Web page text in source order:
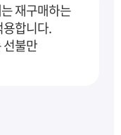
재구매하는
합니다.
선불만